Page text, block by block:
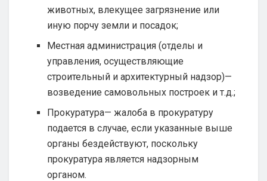
животных, влекущее загрязнение или
иную порчу земли и посадок;
Местная администрация (отделы и
управления, осуществляющие
строительный и архитектурный надзор)—
возведение самовольных построек и т.д.;
Прокуратура— жалоба в прокуратуру
подается в случае, если указанные выше
органы бездействуют, поскольку
прокуратура является надзорным
органом.